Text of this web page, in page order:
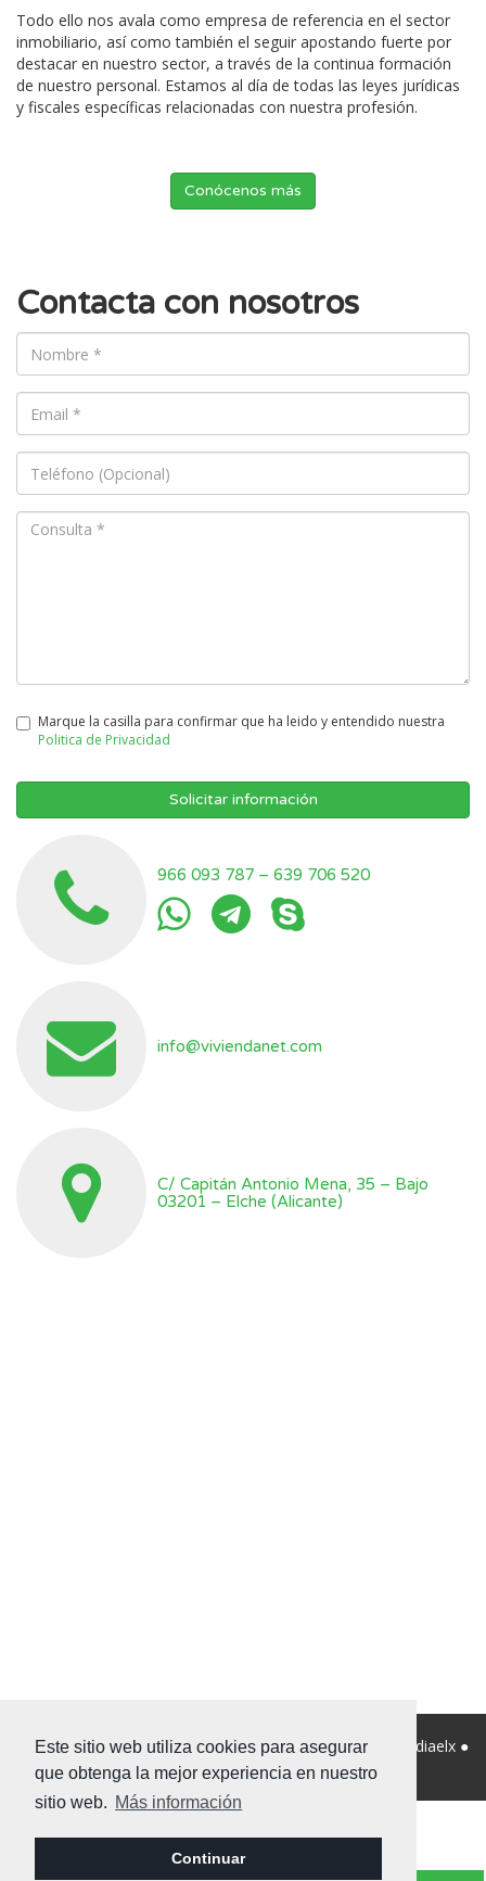
Este sitio web utiliza cookies para asegurar
que obtenga la mejor experiencia en nuestro
sitio web. Más información
Continuar
Todo ello nos avala como empresa de referencia en el sector
inmobiliario, así como también el seguir apostando fuerte por
destacar en nuestro sector, a través de la continua formación
de nuestro personal. Estamos al día de todas las leyes jurídicas
y fiscales específicas relacionadas con nuestra profesión.
Conócenos más
Contacta con nosotros
Marque la casilla para confirmar que ha leido y entendido nuestra
Politica de Privacidad
Solicitar información
966 093 787 – 639 706 520
info@viviendanet.com
C/ Capitán Antonio Mena, 35 – Bajo
03201 – Elche (Alicante)
© 2026 Viviendanet Asesores Inmobiliarios ● Diseño: Mediaelx ●
Nota legal●Privacidad● Mapa Web